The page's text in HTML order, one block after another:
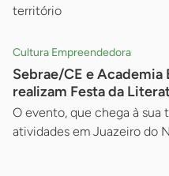
território
Cultura Empreendedora
Sebrae/CE e Academia
realizam Festa da
O evento, que chega à
atividades em Juazeiro do